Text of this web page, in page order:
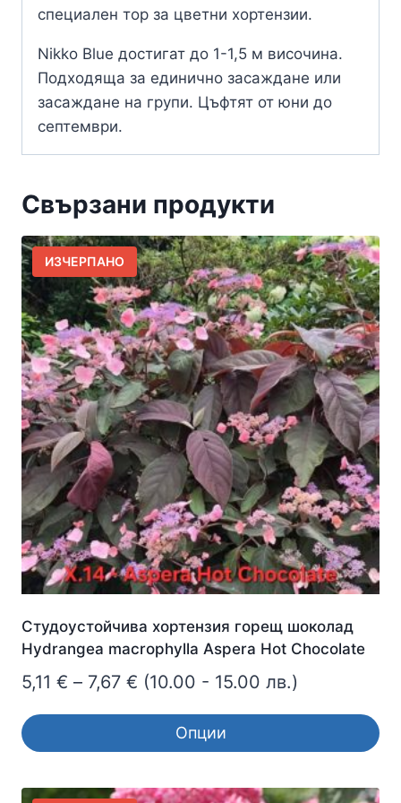
специален тор за цветни хортензии.
Nikko Blue достигат до 1-1,5 м височина.
Подходяща за единично засаждане или
засаждане на групи. Цъфтят от юни до
септември.
Свързани продукти
ИЗЧЕРПАНО
Студоустойчива хортензия горещ шоколад
Hydrangea macrophylla Aspera Hot Chocolate
5,11 € – 7,67 € Price
range:
5,11 €
7,67 €
(10.00 - 15.00 лв.)
Опции
product